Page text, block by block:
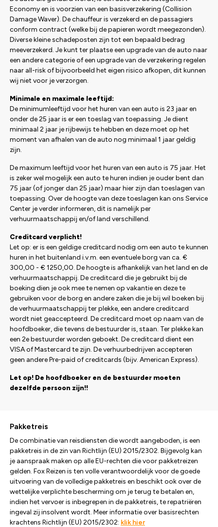
Economy en is voorzien van een basisverzekering (Collision
Damage Waver). De chauffeur is verzekerd en de passagiers
conform contract (welke bij de papieren wordt meegezonden).
Diverse kleine schadeposten zijn tot een bepaald bedrag
meeverzekerd. Je kunt ter plaatse een upgrade van de auto naar
een andere categorie of een upgrade van de verzekering regelen
naar all-risk of bijvoorbeeld het eigen risico afkopen, dit kunnen
wij niet voor je verzorgen.
Minimale en maximale leeftijd:
De minimumleeftijd voor het huren van een auto is 23 jaar en
onder de 25 jaar is er een toeslag van toepassing. Je dient
minimaal 2 jaar je rijbewijs te hebben en deze moet op het
moment van afhalen van de auto nog minimaal 1 jaar geldig
zijn.
De maximum leeftijd voor het huren van een auto is 75 jaar. Het
is zeker wel mogelijk een auto te huren indien je ouder bent dan
75 jaar (of jonger dan 25 jaar) maar hier zijn dan toeslagen van
toepassing. Over de hoogte van deze toeslagen kan ons Service
Center je verder informeren, dit is namelijk per
verhuurmaatschappij en/of land verschillend.
Creditcard verplicht!
Let op: er is een geldige creditcard nodig om een auto te kunnen
huren in het buitenland i.v.m. een eventuele borg van ca. €
300,00 - € 1250,00. De hoogte is afhankelijk van het land en de
verhuurmaatschappij. De creditcard die je gebruikt bij de
boeking dien je ook mee te nemen op vakantie en deze te
gebruiken voor de borg en andere zaken die je bij wil boeken bij
de verhuurmaatschappij ter plekke, een andere creditcard
wordt niet geaccepteerd. De creditcard moet op naam van de
hoofdboeker, die tevens de bestuurder is, staan. Ter plekke kan
een 2e bestuurder worden geboekt. De creditcard dient een
VISA of Mastercard te zijn. De verhuurbedrijven accepteren
geen andere Pre-paid of creditcards (bijv. American Express).
Let op! De hoofdboeker en de bestuurder moeten
dezelfde persoon zijn!!
Pakketreis
De combinatie van reisdiensten die wordt aangeboden, is een
pakketreis in de zin van Richtlijn (EU) 2015/2302. Bijgevolg kan
je aanspraak maken op alle EU-rechten die voor pakketreizen
gelden. Fox Reizen is ten volle verantwoordelijk voor de goede
uitvoering van de volledige pakketreis en beschikt ook over de
wettelijke verplichte bescherming om je terug te betalen en,
indien het vervoer is inbegrepen in de pakketreis, te repatriëren
ingeval zij insolvent wordt. Meer informatie over basisrechten
krachtens Richtlijn (EU) 2015/2302: klik hier